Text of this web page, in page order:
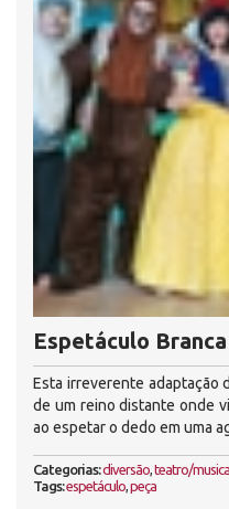
Espetáculo
Esta irreverente adaptação
de um reino distante onde
ao espetar o dedo em uma
Categorias:diversão,teatro/musical
Tags:espetáculo,peça